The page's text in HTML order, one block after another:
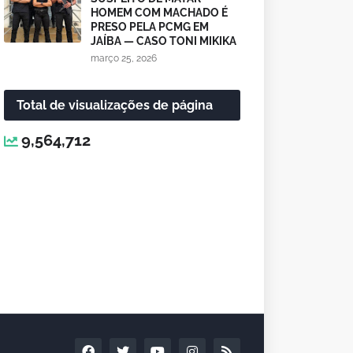
HOMEM COM MACHADO É
PRESO PELA PCMG EM
JAÍBA — CASO TONI MIKIKA
março 25, 2026
Total de visualizações de página
9,564,712